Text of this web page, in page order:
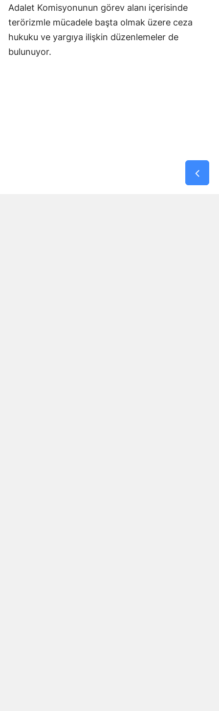
Adalet Komisyonunun görev alanı içerisinde
terörizmle mücadele başta olmak üzere ceza
hukuku ve yargıya ilişkin düzenlemeler de
bulunuyor.